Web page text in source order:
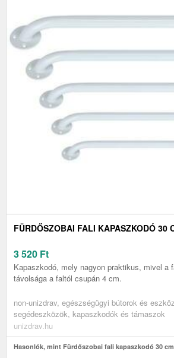
FÜRDŐSZOBAI FALI KAPASZKODÓ 30
3 520 Ft
Kapaszkodó, mely nagyon praktikus, mivel a
távolsága a faltól csupán 4 cm.
non-unizdrav, egészségügyi bútorok és
segédeszközök, kapaszkodók és támaszok
unizdrav.hu
Hasonlók, mint Fürdőszobai fali kapaszkodó 30